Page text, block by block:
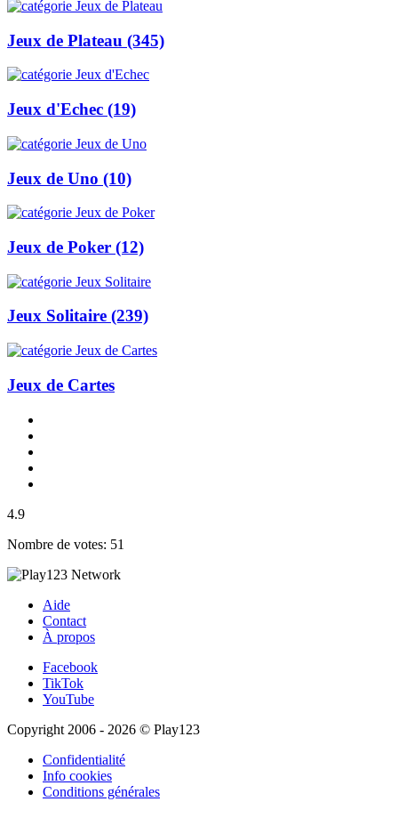
Jeux de Plateau (345)
Jeux d'Echec (19)
Jeux de Uno (10)
Jeux de Poker (12)
Jeux Solitaire (239)
Jeux de Cartes
4.9
Nombre de votes: 51
Aide
Contact
À propos
Facebook
TikTok
YouTube
Copyright 2006 - 2026 © Play123
Confidentialité
Info cookies
Conditions générales